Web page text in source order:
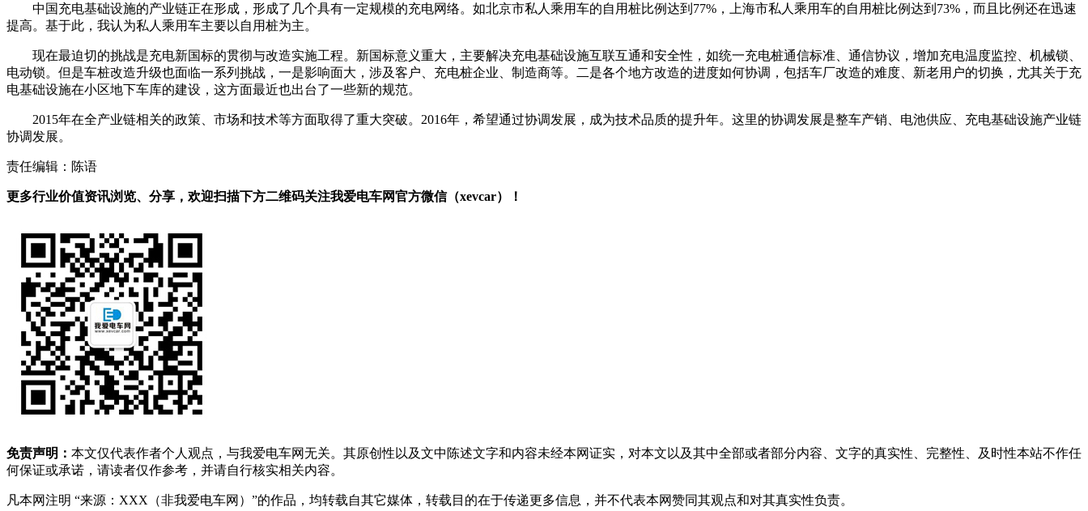
中国充电基础设施的产业链正在形成，形成了几个具有一定规模的充电网络。如北京市私人乘用车的自用桩比例达到77%，上海市私人乘用车的自用桩比例达到73%，而且比例还在迅速
提高。基于此，我认为私人乘用车主要以自用桩为主。
现在最迫切的挑战是充电新国标的贯彻与改造实施工程。新国标意义重大，主要解决充电基础设施互联互通和安全性，如统一充电桩通信标准、通信协议，增加充电温度监控、机械锁、
电动锁。但是车桩改造升级也面临一系列挑战，一是影响面大，涉及客户、充电桩企业、制造商等。二是各个地方改造的进度如何协调，包括车厂改造的难度、新老用户的切换，尤其关于充
电基础设施在小区地下车库的建设，这方面最近也出台了一些新的规范。
2015年在全产业链相关的政策、市场和技术等方面取得了重大突破。2016年，希望通过协调发展，成为技术品质的提升年。这里的协调发展是整车产销、电池供应、充电基础设施产业链
协调发展。
责任编辑：陈语
更多行业价值资讯浏览、分享，欢迎扫描下方二维码关注我爱电车网官方微信（xevcar）！
免责声明： 本文仅代表作者个人观点，与我爱电车网无关。其原创性以及文中陈述文字和内容未经本网证实，对本文以及其中全部或者部分内容、文字的真实性、完整性、及时性本站不作任
何保证或承诺，请读者仅作参考，并请自行核实相关内容。
凡本网注明 “来源：XXX（非我爱电车网）”的作品，均转载自其它媒体，转载目的在于传递更多信息，并不代表本网赞同其观点和对其真实性负责。